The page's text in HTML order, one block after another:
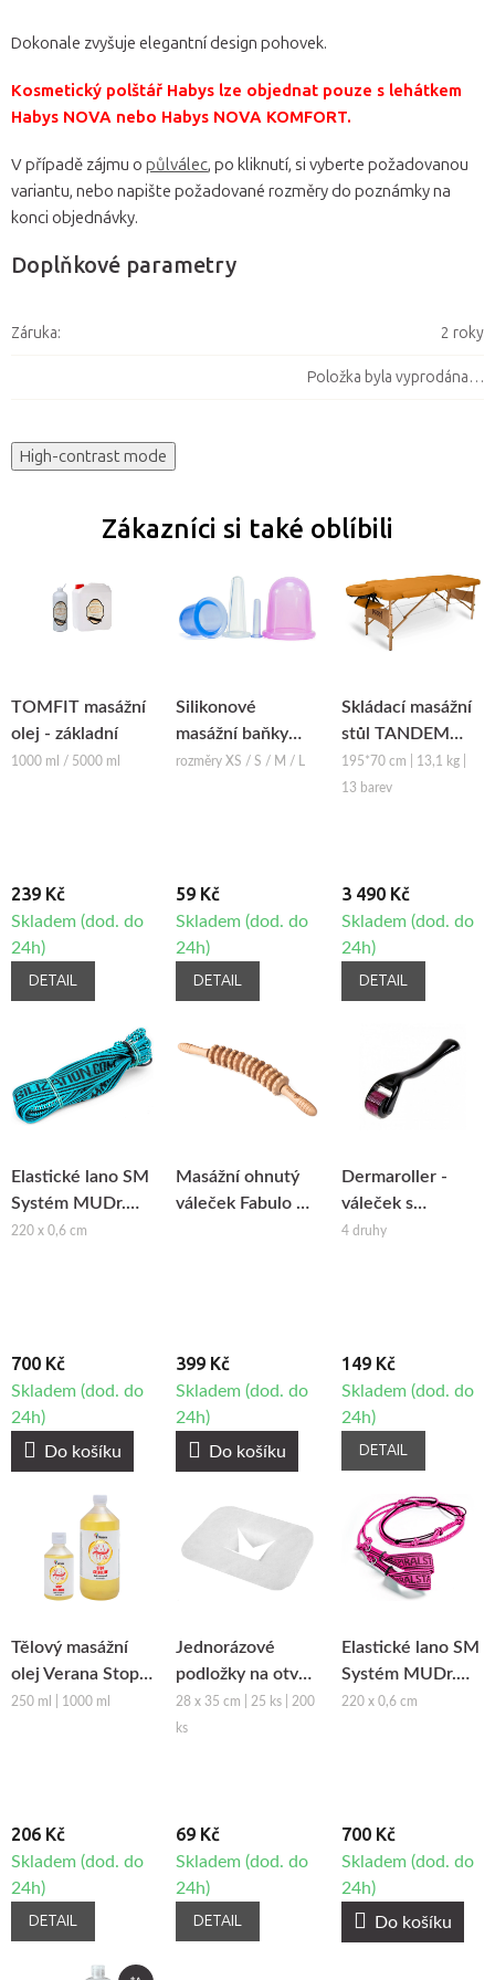
Dokonale zvyšuje elegantní design pohovek.
Kosmetický polštář Habys lze objednat pouze s lehátkem
Habys NOVA nebo Habys NOVA KOMFORT.
V případě zájmu o půlválec, po kliknutí, si vyberte požadovanou
variantu, nebo napište požadované rozměry do poznámky na
konci objednávky.
Doplňkové parametry
Záruka: 2 roky
Položka byla vyprodána…
High-contrast mode
Zákazníci si také oblíbili
TOMFIT masážní
olej - základní
1000 ml / 5000 ml
239 Kč
Skladem (dod. do
24h)
DETAIL
Silikonové
masážní baňky
Fabulo Bell
rozměry XS / S / M / L
59 Kč
Skladem (dod. do
24h)
DETAIL
Skládací masážní
stůl TANDEM
Basic-2
195*70 cm | 13,1 kg |
13 barev
3 490 Kč
Skladem (dod. do
24h)
DETAIL
Elastické lano SM
Systém MUDr.
Smíšek
220 x 0,6 cm
700 Kč
Skladem (dod. do
24h)
Do košíku
Masážní ohnutý
váleček Fabulo na
399 Kč
Skladem (dod. do
24h)
Do košíku
Dermaroller -
váleček s
mikrojehlami
4 druhy
149 Kč
Skladem (dod. do
24h)
DETAIL
Tělový masážní
olej Verana Stop
Celulitidě
250 ml | 1000 ml
206 Kč
Skladem (dod. do
24h)
DETAIL
Jednorázové
podložky na otvor
obličeje z netkané
textilie Fabulo
28 x 35 cm | 25 ks | 200
ks
69 Kč
Skladem (dod. do
24h)
DETAIL
Elastické lano SM
Systém MUDr.
Smíšek - růžová
220 x 0,6 cm
700 Kč
Skladem (dod. do
24h)
Do košíku